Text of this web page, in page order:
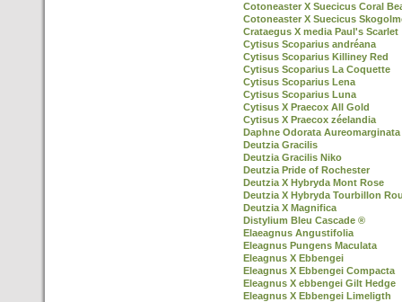
Cotoneaster X Suecicus Coral
Cotoneaster X Suecicus
Crataegus X media Paul's Scarlet
Cytisus Scoparius andréana
Cytisus Scoparius Killiney Red
Cytisus Scoparius La Coquette
Cytisus Scoparius Lena
Cytisus Scoparius Luna
Cytisus X Praecox All Gold
Cytisus X Praecox zéelandia
Daphne Odorata Aureomarginata
Deutzia Gracilis
Deutzia Gracilis Niko
Deutzia Pride of Rochester
Deutzia X Hybryda Mont Rose
Deutzia X Hybryda Tourbillon
Deutzia X Magnifica
Distylium Bleu Cascade ®
Elaeagnus Angustifolia
Eleagnus Pungens Maculata
Eleagnus X Ebbengei
Eleagnus X Ebbengei Compacta
Eleagnus X ebbengei Gilt Hedge
Eleagnus X Ebbengei Limeligth